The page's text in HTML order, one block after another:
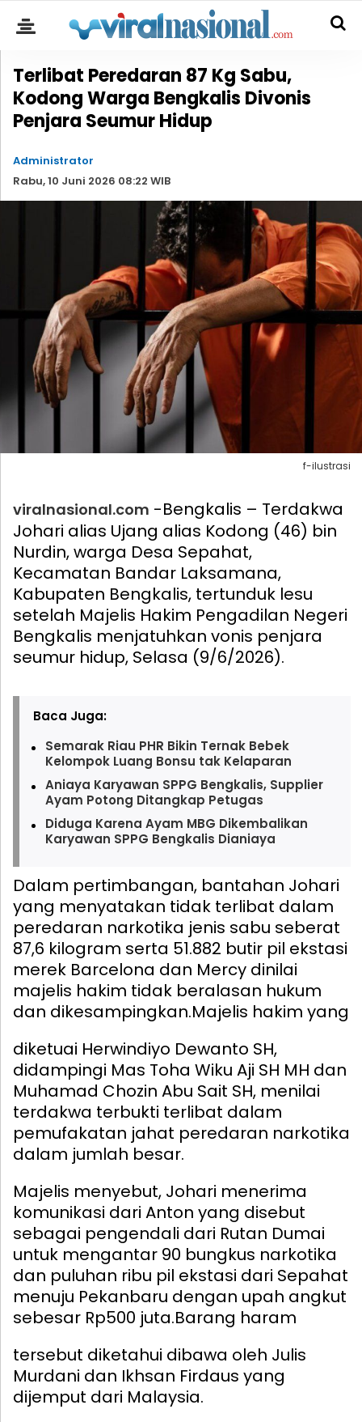
Terlibat Peredaran 87 Kg Sabu,
Kodong Warga Bengkalis Divonis
Penjara Seumur Hidup
Administrator
Rabu, 10 Juni 2026 08:22 WIB
f-ilustrasi
viralnasional.com -Bengkalis – Terdakwa
Johari alias Ujang alias Kodong (46) bin
Nurdin, warga Desa Sepahat,
Kecamatan Bandar Laksamana,
Kabupaten Bengkalis, tertunduk lesu
setelah Majelis Hakim Pengadilan Negeri
Bengkalis menjatuhkan vonis penjara
seumur hidup, Selasa (9/6/2026).
Baca Juga:
Semarak Riau PHR Bikin Ternak Bebek
Kelompok Luang Bonsu tak Kelaparan
Aniaya Karyawan SPPG Bengkalis, Supplier
Ayam Potong Ditangkap Petugas
Diduga Karena Ayam MBG Dikembalikan
Karyawan SPPG Bengkalis Dianiaya
Dalam pertimbangan, bantahan Johari
yang menyatakan tidak terlibat dalam
peredaran narkotika jenis sabu seberat
87,6 kilogram serta 51.882 butir pil ekstasi
merek Barcelona dan Mercy dinilai
majelis hakim tidak beralasan hukum
dan dikesampingkan.Majelis hakim yang
diketuai Herwindiyo Dewanto SH,
didampingi Mas Toha Wiku Aji SH MH dan
Muhamad Chozin Abu Sait SH, menilai
terdakwa terbukti terlibat dalam
pemufakatan jahat peredaran narkotika
dalam jumlah besar.
Majelis menyebut, Johari menerima
komunikasi dari Anton yang disebut
sebagai pengendali dari Rutan Dumai
untuk mengantar 90 bungkus narkotika
dan puluhan ribu pil ekstasi dari Sepahat
menuju Pekanbaru dengan upah angkut
sebesar Rp500 juta.Barang haram
tersebut diketahui dibawa oleh Julis
Murdani dan Ikhsan Firdaus yang
dijemput dari Malaysia.